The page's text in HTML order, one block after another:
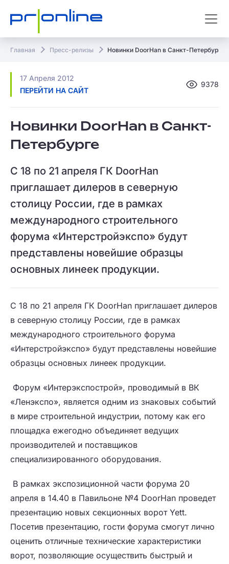
Главная Пресс-релизы Новинки DoorHan в Санкт-Петербурге
17 Апреля 2012
ПЕРЕЙТИ НА САЙТ
9378
Новинки DoorHan в Санкт-
Петербурге
С 18 по 21 апреля ГК DoorHan
приглашает дилеров в северную
столицу России, где в рамках
международного строительного
форума «Интерстройэкспо» будут
представлены новейшие образцы
основных линеек продукции.
С 18 по 21 апреля ГК DoorHan приглашает дилеров
в северную столицу России, где в рамках
международного строительного форума
«Интерстройэкспо» будут представлены новейшие
образцы основных линеек продукции.
Форум «Интерэкспострой», проводимый в ВК
«Ленэкспо», является одним из знаковых событий
в мире строительной индустрии, потому как его
площадка ежегодно объединяет ведущих
производителей и поставщиков
специализированного оборудования.
В рамках экспозиционной части форума 20
апреля в 14.40 в Павильоне №4 DoorHan проведет
презентацию новых секционных ворот Yett.
Посетив презентацию, гости форума смогут лично
оценить отличные технические характеристики
ворот, позволяющие осуществить быстрый и